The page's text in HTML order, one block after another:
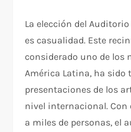
La elección del
es casualidad. Este
considerado uno de los
América Latina, ha sido
presentaciones de los
nivel internacional. Con
a miles de personas, el